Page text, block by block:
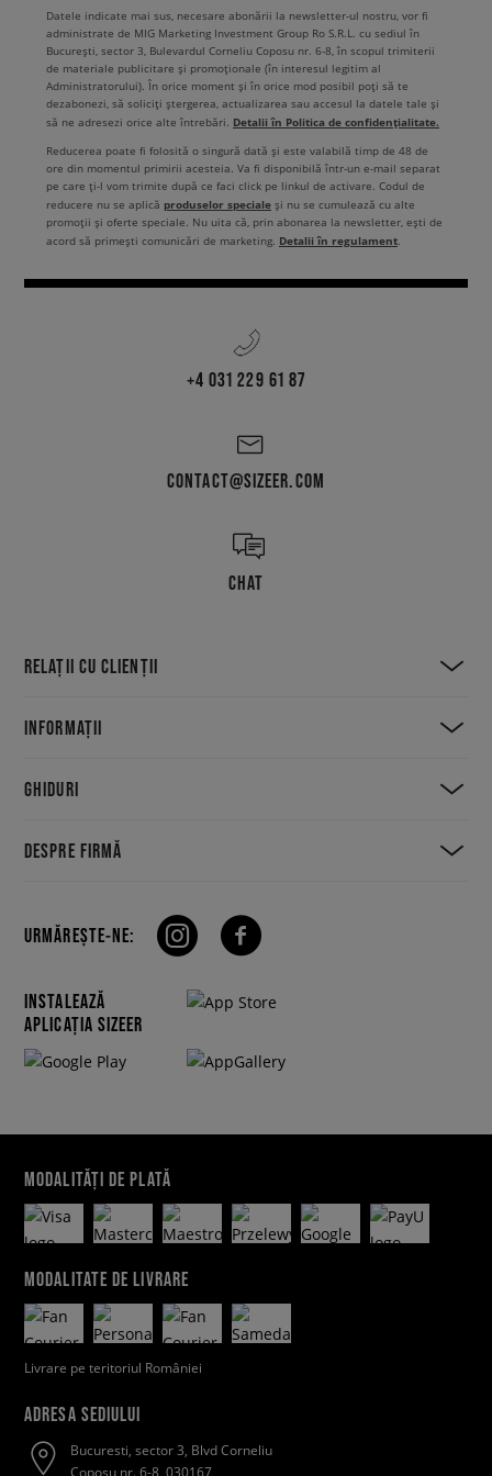
Datele indicate mai sus, necesare abonării la newsletter-ul nostru, vor fi
administrate de MIG Marketing Investment Group Ro S.R.L. cu sediul în
București, sector 3, Bulevardul Corneliu Coposu nr. 6-8, în scopul trimiterii
de materiale publicitare și promoționale (în interesul legitim al
Administratorului). În orice moment și în orice mod posibil poți să te
dezabonezi, să soliciți ștergerea, actualizarea sau accesul la datele tale și
să ne adresezi orice alte întrebări. Detalii în Politica de confidențialitate.
Reducerea poate fi folosită o singură dată și este valabilă timp de 48 de
ore din momentul primirii acesteia. Va fi disponibilă într-un e-mail separat
pe care ți-l vom trimite după ce faci click pe linkul de activare. Codul de
reducere nu se aplică produselor speciale și nu se cumulează cu alte
promoții și oferte speciale. Nu uita că, prin abonarea la newsletter, ești de
acord să primești comunicări de marketing. Detalii în regulament
+4 031 229 61 87
CONTACT@SIZEER.COM
CHAT
RELAȚII CU CLIENȚII
INFORMAȚII
GHIDURI
DESPRE FIRMĂ
URMĂREȘTE-NE:
INSTALEAZĂ
APLICAȚIA SIZEER
MODALITĂȚI DE PLATĂ
MODALITATE DE LIVRARE
Livrare pe teritoriul României
ADRESA SEDIULUI
Bucuresti, sector 3, Blvd Corneliu
Coposu nr. 6-8, 030167